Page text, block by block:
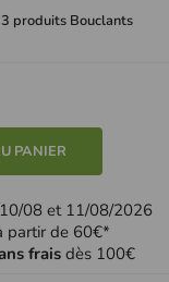
produits Bouclants
PANIER
08 et 11/08/2026
partir de 60€*
fraisdès 100€